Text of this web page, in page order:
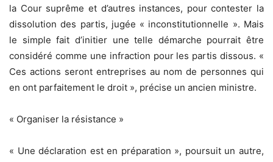
la Cour suprême et d’autres instances, pour contester la
dissolution des partis, jugée « inconstitutionnelle ». Mais
le simple fait d’initier une telle démarche pourrait être
considéré comme une infraction pour les partis dissous. «
Ces actions seront entreprises au nom de personnes qui
en ont parfaitement le droit », précise un ancien ministre.
« Organiser la résistance »
« Une déclaration est en préparation », poursuit un autre,